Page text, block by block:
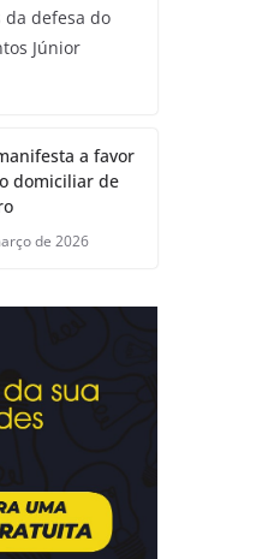
defesa do
Júnior
a favor
domiciliar de
de 2026